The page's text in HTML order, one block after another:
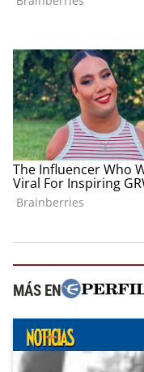
MÁS EN